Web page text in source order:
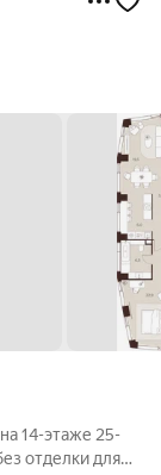
14-этаже 25-
отделки для